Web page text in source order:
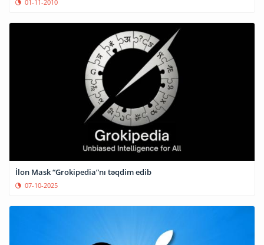
01-11-2010
İlon Mask “Grokipedia”nı təqdim edib
07-10-2025